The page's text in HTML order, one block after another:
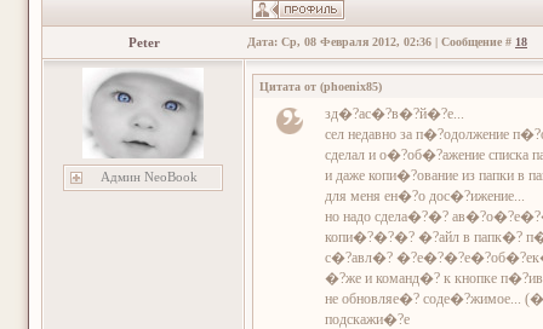
Peter Дата: Ср, 08 Февраля 2012, 02:36 | Сообщение # 18
Админ NeoBook
Цитата от (phoenix85)
зд�?ас�?в�?й�?е...
сел недавно за п�?одолжение
сделал и о�?об�?ажение списка
и даже копи�?ование из папки в
для меня ен�?о дос�?ижение...
но надо сдела�?�?
копи�?�?�? �?айл в папк�?
с�?авл�?
�?же и команд�? к кнопке
не обновляе�? соде�?жимое...
подскажи�?е